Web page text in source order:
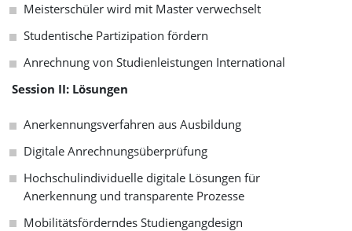
Meisterschüler wird mit Master verwechselt
Studentische Partizipation fördern
Anrechnung von Studienleistungen International
Session II: Lösungen
An­er­ken­nungs­ver­fahr­en aus Ausbildung
Digitale Anrechnungsüberprüfung
Hochschulindividuelle digitale Lösungen für
Anerkennung und transparente Prozesse
Mobilitätsförderndes Studiengangdesign